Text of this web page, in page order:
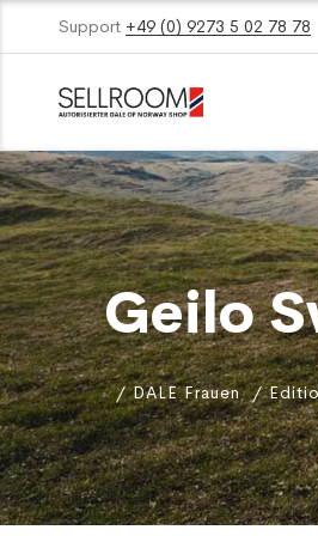
Support +49 (0) 9273 5 02 78 78
Geilo
DALE Frauen